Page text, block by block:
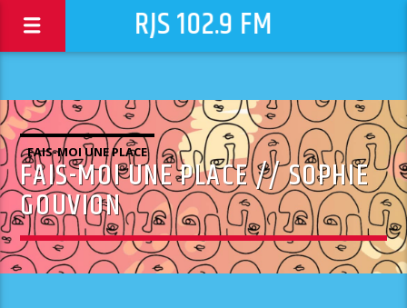
RJS 102.9 FM
FAIS-MOI UNE PLACE
FAIS-MOI UNE PLACE // SOPHIE
GOUVION